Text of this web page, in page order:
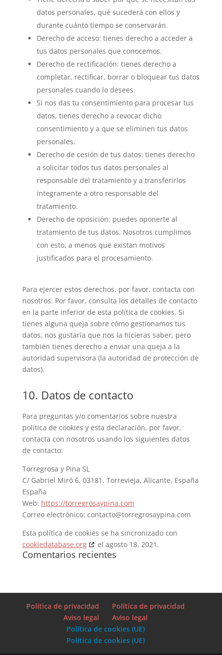
datos personales, qué sucederá con ellos y
durante cuánto tiempo se conservarán.
Derecho de acceso: tienes derecho a acceder a
tus datos personales que conocemos.
Derecho de rectificación: tienes derecho a
completar, rectificar, borrar o bloquear tus datos
personales cuando lo desees.
Si nos das tu consentimiento para procesar tus
datos, tienes derecho a revocar dicho
consentimiento y a que se eliminen tus datos
personales.
Derecho de cesión de tus datos: tienes derecho
a solicitar todos tus datos personales al
responsable del tratamiento y a transferirlos
íntegramente a otro responsable del
tratamiento.
Derecho de oposición: puedes oponerte al
tratamiento de tus datos. Nosotros cumplimos
con esto, a menos que existan motivos
justificados para el procesamiento.
Para ejercer estos derechos, por favor, contacta con
nosotros. Por favor, consulta los detalles de contacto
en la parte inferior de esta política de cookies. Si
tienes alguna queja sobre cómo gestionamos tus
datos, nos gustaría que nos la hicieras saber, pero
también tienes derecho a enviar una queja a la
autoridad supervisora (la autoridad de protección de
datos).
10. Datos de contacto
Para preguntas y/o comentarios sobre nuestra
política de cookies y esta declaración, por favor,
contacta con nosotros usando los siguientes datos
de contacto:
Torregrosa y Pina SL
C/ Gabriel Miró 6, 03181, Torrevieja, Alicante, España
España
Web: https://torregrosaypina.com
Correo electrónico: contacto@torregrosaypina.com
Esta política de cookies se ha sincronizado con
cookiedatabase.org
el agosto 18, 2021.
Comentarios recientes
Política de privacidad
Política de privacidad
Aviso legal
Aviso legal
Política de cookies (UE)
Política de cookies (UE)